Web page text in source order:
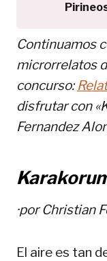
Continuamos
microrrelatos
concurso:
disfrutar con
Fernandez
·porChristian
El aire es tan